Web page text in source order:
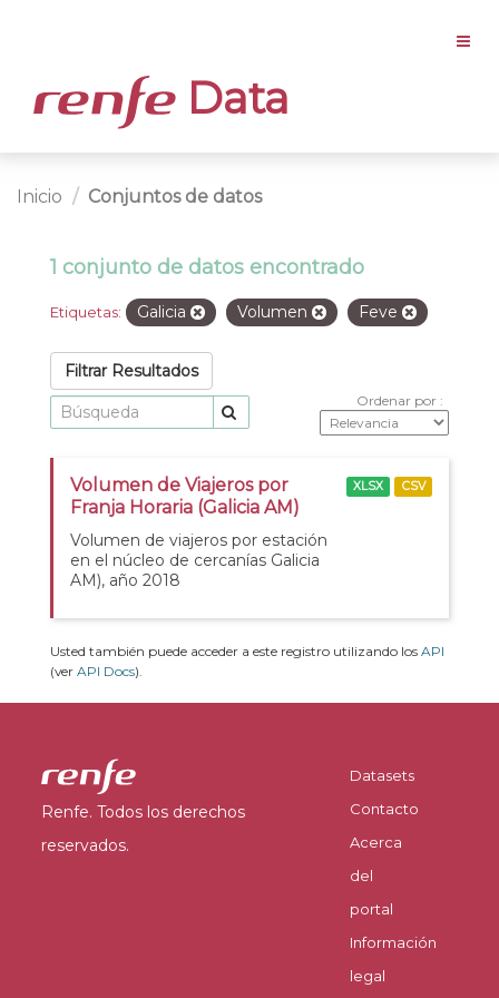
Data
Inicio Conjuntos de datos
1 conjunto de datos encontrado
Etiquetas: Galicia Volumen Feve
Filtrar Resultados
Ordenar por
Volumen de Viajeros por
Franja Horaria (Galicia AM)
Volumen de viajeros por estación
en el núcleo de cercanías Galicia
AM), año 2018
XLSX CSV
Usted también puede acceder a este registro utilizando los API
(ver API Docs).
Renfe. Todos los derechos
reservados.
Datasets
Contacto
Acerca
del
portal
Información
legal